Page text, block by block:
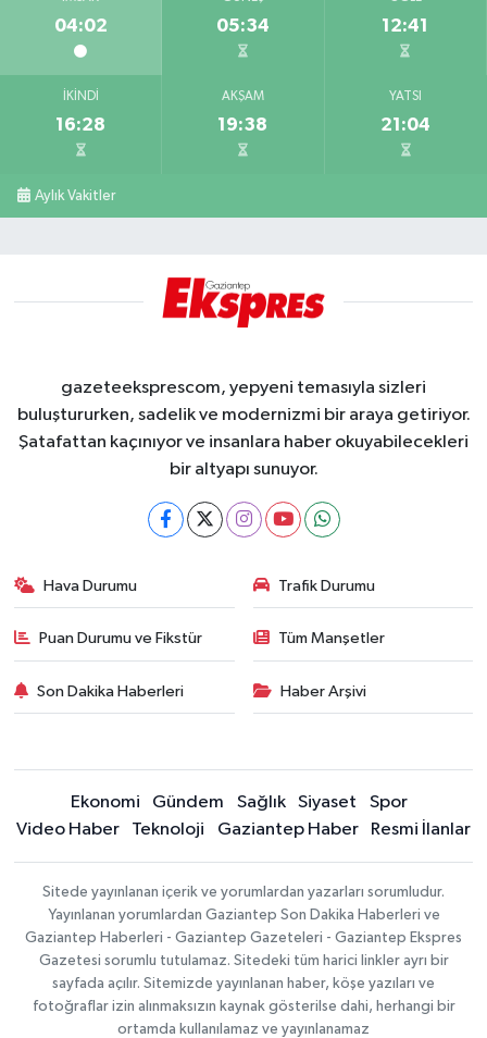
04:02 05:34 12:41
İKINDI
16:28
AKŞAM
19:38
YATSI
21:04
Aylık Vakitler
gazeteeksprescom, yepyeni temasıyla sizleri
buluştururken, sadelik ve modernizmi bir araya getiriyor.
Şatafattan kaçınıyor ve insanlara haber okuyabilecekleri
bir altyapı sunuyor.
Hava Durumu Trafik Durumu
Puan Durumu ve Fikstür Tüm Manşetler
Son Dakika Haberleri Haber Arşivi
Ekonomi Gündem Sağlık Siyaset
Spor
Video Haber
Teknoloji Gaziantep Haber Resmi İlanlar
Sitede yayınlanan içerik ve yorumlardan yazarları sorumludur.
Yayınlanan yorumlardan Gaziantep Son Dakika Haberleri ve
Gaziantep Haberleri - Gaziantep Gazeteleri - Gaziantep Ekspres
Gazetesi sorumlu tutulamaz. Sitedeki tüm harici linkler ayrı bir
sayfada açılır. Sitemizde yayınlanan haber, köşe yazıları ve
fotoğraflar izin alınmaksızın kaynak gösterilse dahi, herhangi bir
ortamda kullanılamaz ve yayınlanamaz